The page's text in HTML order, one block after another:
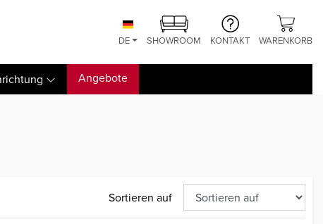
DE SHOWROOM KONTAKT WARENKORB
Angebote
Sortieren auf